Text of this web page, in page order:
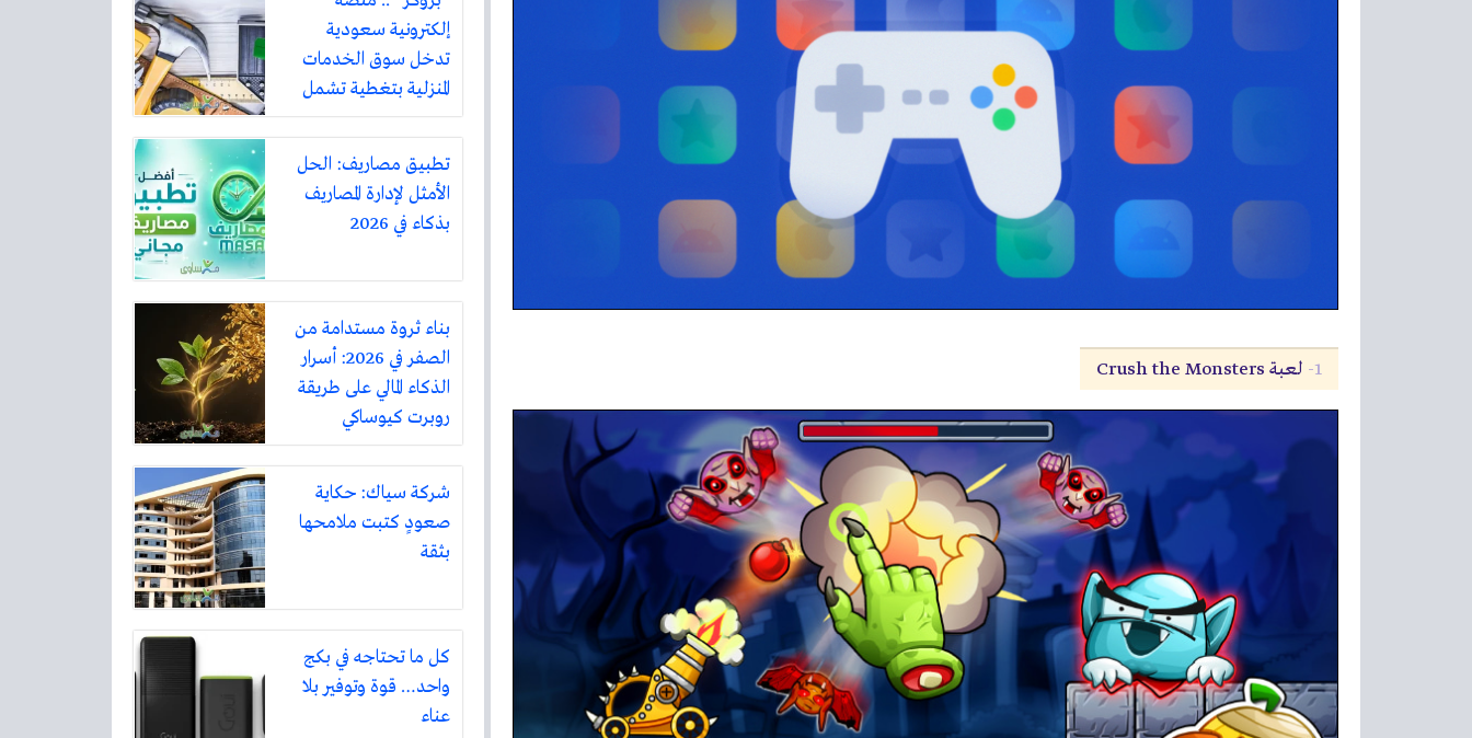
1- لعبة Crush the Monsters
إلكترونية سعودية
تدخل سوق الخدمات
المنزلية بتغطية تشمل
أكثر من ثلاثين مدينة
تطبيق مصاريف: الحل
الأمثل لإدارة المصاريف
بذكاء في 2026
بناء ثروة مستدامة من
الصفر في 2026: أسرار
الذكاء المالي على طريقة
روبرت كيوساكي
شركة سياك: حكاية
صعودٍ كتبت ملامحها
بثقة
كل ما تحتاجه في بكج
واحد… قوة وتوفير بلا
عناء